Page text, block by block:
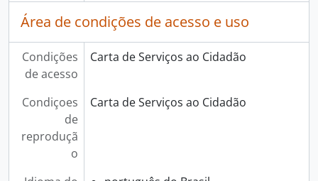
Área de condições de acesso e uso
Condições
de acesso
Carta de Serviços ao Cidadão
Condiçoes
de
reproduçã
o
Carta de Serviços ao Cidadão